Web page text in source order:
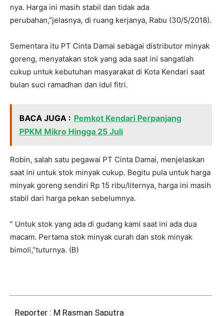
nya. Harga ini masih stabil dan tidak ada
perubahan,”jelasnya, di ruang kerjanya, Rabu (30/5/2018).
Sementara itu PT Cinta Damai sebagai distributor minyak
goreng, menyatakan stok yang ada saat ini sangatlah
cukup untuk kebutuhan masyarakat di Kota Kendari saat
bulan suci ramadhan dan idul fitri.
BACA JUGA : Pemkot Kendari Perpanjang
PPKM Mikro Hingga 25 Juli
Robin, salah satu pegawai PT Cinta Damai, menjelaskan
saat ini untuk stok minyak cukup. Begitu pula untuk harga
minyak goreng sendiri Rp 15 ribu/liternya, harga ini masih
stabil dari harga pekan sebelumnya.
” Untuk stok yang ada di gudang kami saat ini ada dua
macam. Pertama stok minyak curah dan stok minyak
bimoli,”tuturnya. (B)
Reporter : M Rasman Saputra